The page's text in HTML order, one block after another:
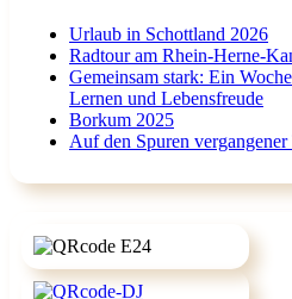
Urlaub in Schottland 2026
Radtour am Rhein-Herne-
Gemeinsam stark: Ein
Lernen und Lebensfreude
Borkum 2025
Auf den Spuren vergangener